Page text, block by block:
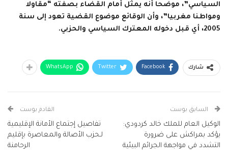
السياسي”، موضحا أنه يمثل أمام القضاء بصفته “مقاولا
ومواطنا مغربيا”، وأن الوقائع موضوع القضية تعود إلى سنة
2005، أي قبل دخوله المعترك السياسي والحزبي.
شارك Facebook
Twitter
WhatsApp
السابق بوست
الوكيل العام للملك خالد كردودي:
يؤكد بمراكش على ضرورة
التشدد في مواجهة الجرائم البيئية
القادم بوست
تفاصيل إجتماع الأمانة الإقليمية
لـحزب الأصالة والمعاصرة بإقليم
الرحامنة